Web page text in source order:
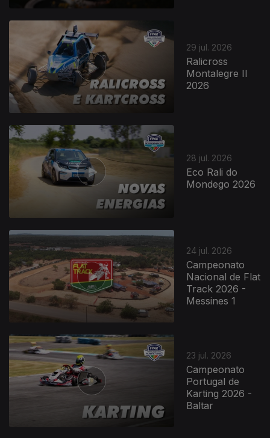
29 jul. 2026
Ralicross
Montalegre II
2026
28 jul. 2026
Eco Rali do
Mondego 2026
24 jul. 2026
Campeonato
Nacional de Flat
Track 2026 -
Messines 1
23 jul. 2026
Campeonato
Portugal de
Karting 2026 -
Baltar